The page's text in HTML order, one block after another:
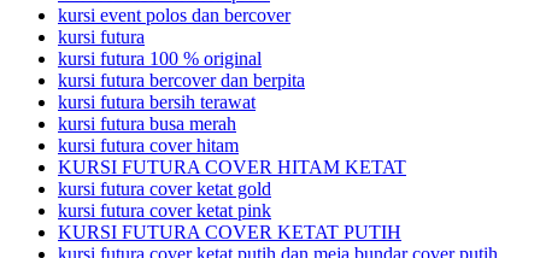
kursi event polos dan bercover
kursi futura
kursi futura 100 % original
kursi futura bercover dan berpita
kursi futura bersih terawat
kursi futura busa merah
kursi futura cover hitam
KURSI FUTURA COVER HITAM KETAT
kursi futura cover ketat gold
kursi futura cover ketat pink
KURSI FUTURA COVER KETAT PUTIH
kursi futura cover ketat putih dan meja bundar cover putih